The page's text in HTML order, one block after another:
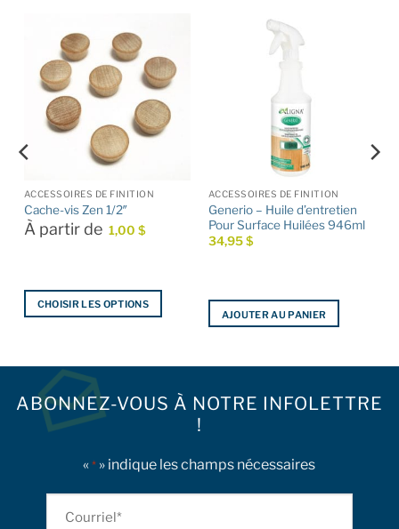
ACCESSOIRES DE FINITION
Cache-vis Zen 1/2″
À partir de 1,00 $
CHOISIR LES OPTIONS
plusieurs
variations.
choisies
ACCESSOIRES DE FINITION
Generio – Huile d’entretien
Pour Surface Huilées 946ml
34,95$
AJOUTER AU PANIER
ABONNEZ-VOUS À NOTRE INFOLETTRE
!
«* » indique les champs nécessaires